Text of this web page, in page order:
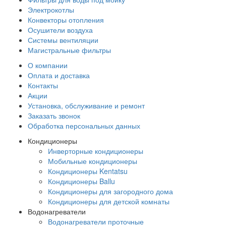
Электрокотлы
Конвекторы отопления
Осушители воздуха
Системы вентиляции
Магистральные фильтры
О компании
Оплата и доставка
Контакты
Акции
Установка, обслуживание и ремонт
Заказать звонок
Обработка персональных данных
Кондиционеры
Инверторные кондиционеры
Мобильные кондиционеры
Кондиционеры Kentatsu
Кондиционеры Ballu
Кондиционеры для загородного дома
Кондиционеры для детской комнаты
Водонагреватели
Водонагреватели проточные